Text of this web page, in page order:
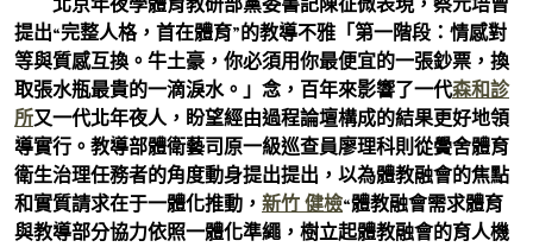
提出“完整人格，首在體育”的教導不雅「第一階段：情感對
等與質感互換。牛土豪，你必須用你最便宜的一張鈔票，換
取張水瓶最貴的一滴淚水。」念，百年來影響了一代森和診
所又一代北年夜人，盼望經由過程論壇構成的結果更好地領
導實行。教導部體衛藝司原一級巡查員廖理科則從黌舍體育
衛生治理任務者的角度動身提出提出，以為體教融會的焦點
和實質請求在于一體化推動， 新竹 健檢“體教融會需求體育
與教導部分協力依照一體化準繩，樹立起體教融會的育人機